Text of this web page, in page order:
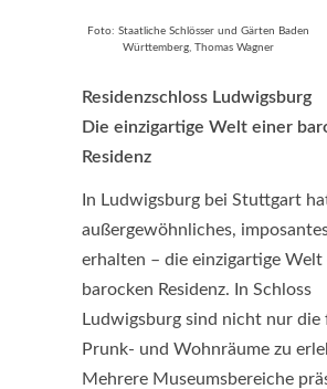
Foto: Staatliche Schlösser und Gärten Baden
Württemberg, Thomas Wagner
Residenzschloss Ludwigsburg
Die einzigartige Welt einer
Residenz
In Ludwigsburg bei Stuttgart
außergewöhnliches,
erhalten – die einzigartige Welt
barocken Residenz. In Schloss
Ludwigsburg sind nicht nur
Prunk- und Wohnräume zu
Mehrere Museumsbereiche